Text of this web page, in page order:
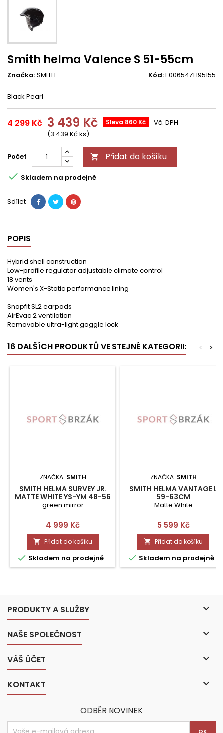
Smith helma Valence S 51-55cm
Značka:SMITH Kód:E00654ZH95155
Black Pearl
4 299 Kč 3 439 Kč Sleva 860 Kč
(3 439 Kč ks)
Vč. DPH
Počet  Přidat do košíku
 Skladem na prodejně
Sdílet
POPIS
Hybrid shell construction
Low-profile regulator adjustable climate control
18 vents
Women's X-Static performance lining
Snapfit SL2 earpads
AirEvac 2 ventilation
Removable ultra-light goggle lock
16 DALŠÍCH PRODUKTŮ VE STEJNÉ KATEGORII: >
<
ZNAČKA: SMITH
SMITH HELMA SURVEY JR.
MATTE WHITE YS-YM 48-56
green mirror
Cena
4 999 Kč
 Přidat do košíku
 Skladem na prodejně
ZNAČKA: SMITH
SMITH HELMA VANTAGE L
59-63CM
Matte White
Cena
5 599 Kč
 Přidat do košíku
 Skladem na prodejně
PRODUKTY A SLUŽBY 
NAŠE SPOLEČNOST 
VÁŠ ÚČET 
KONTAKT 
ODBĚR NOVINEK